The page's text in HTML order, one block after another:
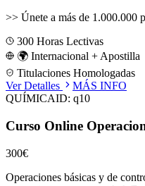
>> Únete a más de 1.000.000
300 Horas Lectivas
🌍 Internacional + Apostilla
Titulaciones Homologadas
Ver Detalles
MÁS INFO
QUÍMICAID: q10
Curso Online
300€
Operaciones básicas y de